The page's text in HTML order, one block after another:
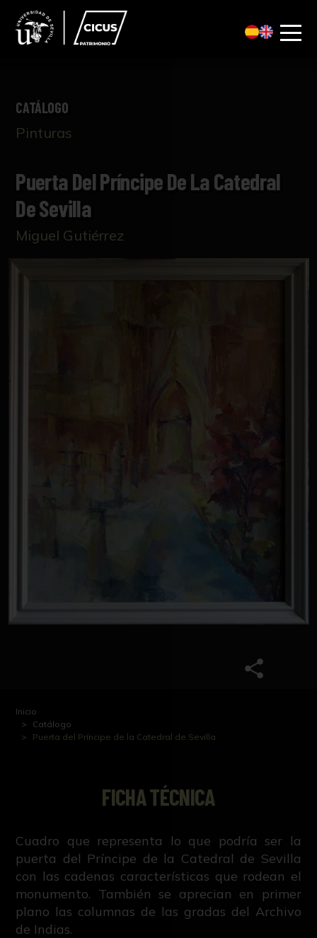
CATÁLOGO
Pinturas
Puerta Del Príncipe De La Catedral
De Sevilla
Miguel Gutiérrez
Inicio
Catálogo
Puerta del Príncipe de la Catedral de Sevilla
FICHA TÉCNICA
Cuadro que representa lo que podría ser la
puerta del Príncipe de la Catedral de Sevilla
con las cadenas características que rodean el
monumento. También se aprecian en primer
plano las columnas de las gradas del Archivo
de Indias.